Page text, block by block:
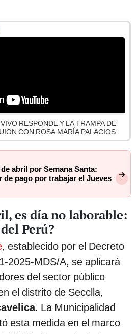
RESPONDE Y LA TRAMPA DE
CON ROSA MARÍA PALACIOS
abril por Semana Santa:
de pago por trabajar el Jueves
es día no laborable:
Perú?
, establecido por el Decreto
2025-MDS/A, se aplicará
del sector público
el distrito de Secclla,
. La Municipalidad
esta medida en el marco